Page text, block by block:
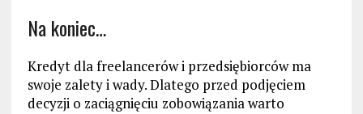
Na koniec…
Kredyt dla freelancerów i przedsiębiorców ma
swoje zalety i wady. Dlatego przed podjęciem
decyzji o zaciągnięciu zobowiązania warto